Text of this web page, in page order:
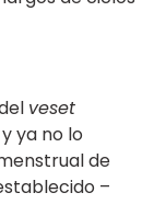
veset
y ya no lo
de
–